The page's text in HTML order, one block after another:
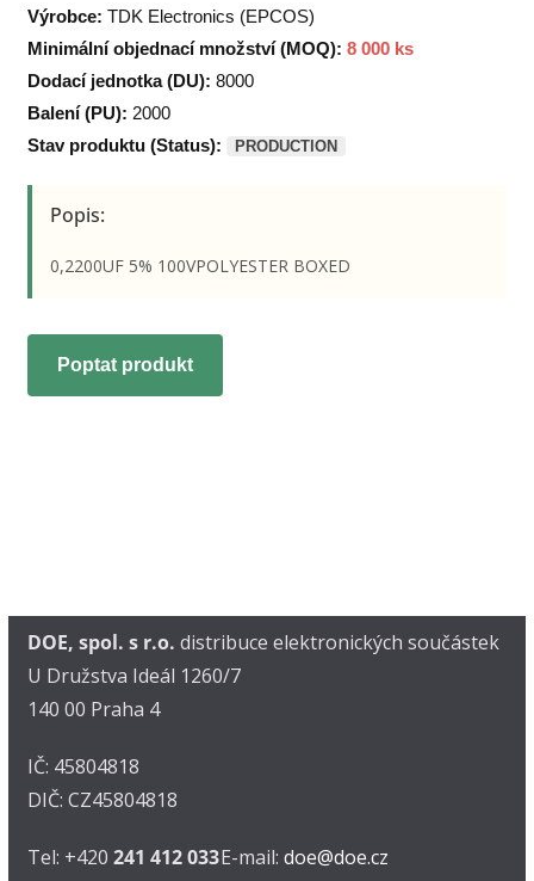
Výrobce: TDK Electronics (EPCOS)
Minimální objednací množství (MOQ): 8 000 ks
Dodací jednotka (DU): 8000
Balení (PU): 2000
Stav produktu (Status):
PRODUCTION
Popis:
0,2200UF 5% 100VPOLYESTER BOXED
Poptat produkt
DOE, spol. s r.o. distribuce elektronických součástek
U Družstva Ideál 1260/7
140 00 Praha 4
IČ: 45804818
DIČ: CZ45804818
Tel: +420 241 412 033E-mail: doe@doe.cz